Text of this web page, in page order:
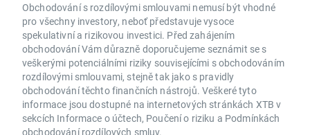
Obchodování s rozdílovými smlouvami nemusí být vhodné
pro všechny investory, neboť představuje vysoce
spekulativní a rizikovou investici. Před zahájením
obchodování Vám důrazně doporučujeme seznámit se s
veškerými potenciálními riziky souvisejícími s obchodováním
rozdílovými smlouvami, stejně tak jako s pravidly
obchodování těchto finančních nástrojů. Veškeré tyto
informace jsou dostupné na internetových stránkách XTB v
sekcích Informace o účtech, Poučení o riziku a Podmínkách
obchodování rozdílových smluv.